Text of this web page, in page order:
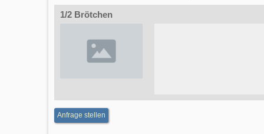
1/2 Brötchen
Anfrage stellen